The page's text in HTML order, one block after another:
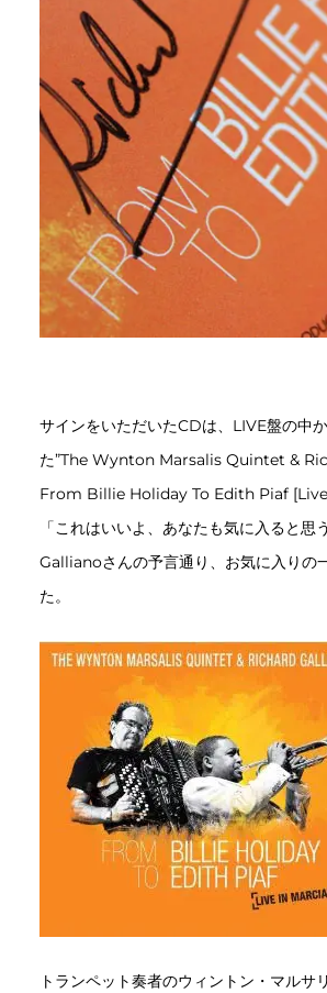
サインをいただいたCDは、LIVE盤の中
た”The Wynton Marsalis Quintet &
From Billie Holiday To Edith Piaf [Live
「これはいいよ、あなたも気に入ると思
Gallianoさんの予言通り、お気に入りの
た。
トランペット奏者のウィントン・マルサ